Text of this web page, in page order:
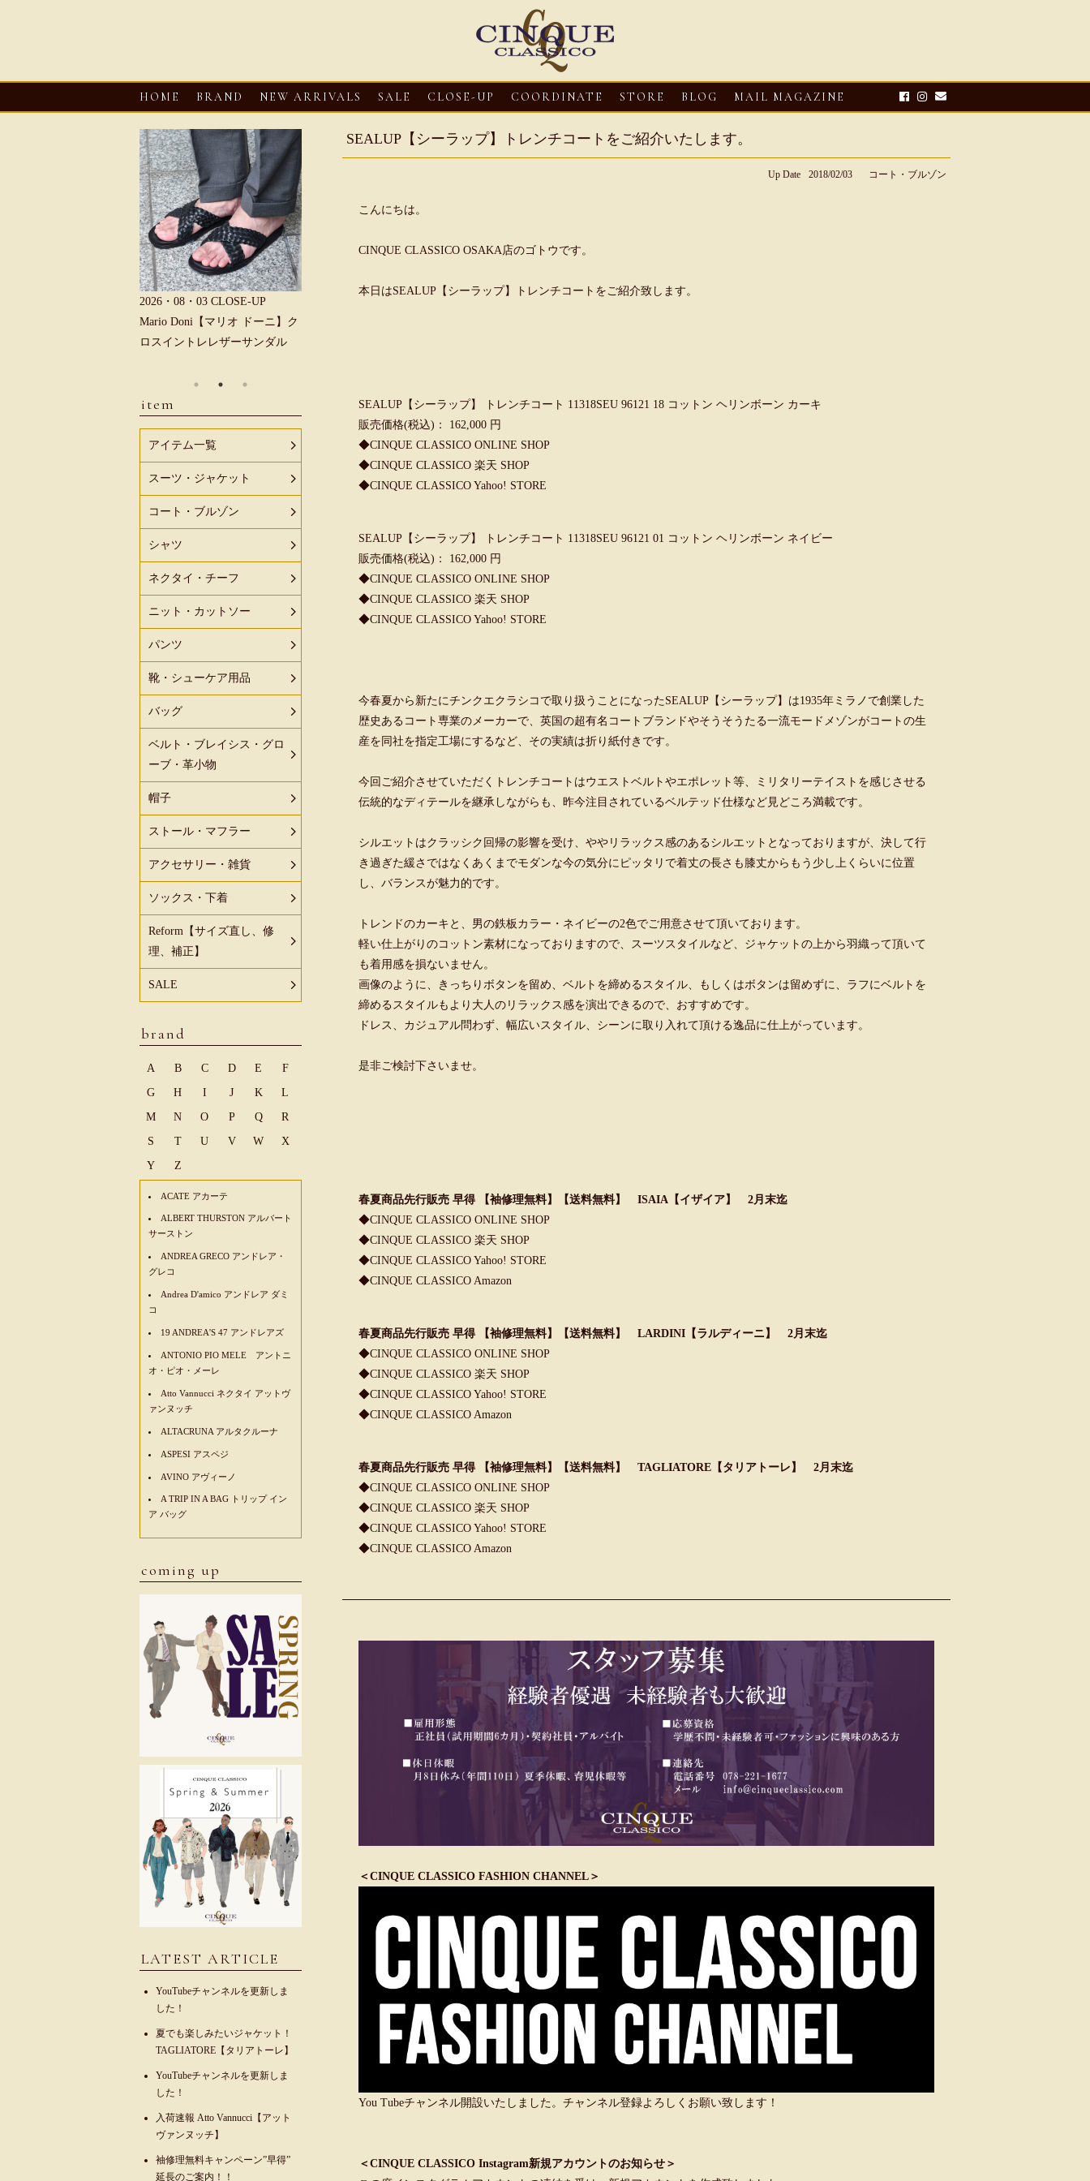
HOME BRAND NEW ARRIVALS SALE CLOSE-UP COORDINATE STORE BLOG MAIL MAGAZINE
SEALUP【シーラップ】トレンチコートをご紹介いたします。
Up Date 2018/02/03 コート・ブルゾン
こんにちは。
CINQUE CLASSICO OSAKA店のゴトウです。
本日はSEALUP【シーラップ】トレンチコートをご紹介致します。
SEALUP【シーラップ】 トレンチコート 11318SEU 96121 18 コットン ヘリンボーン カーキ
販売価格(税込)： 162,000 円
◆CINQUE CLASSICO ONLINE SHOP
◆CINQUE CLASSICO 楽天 SHOP
◆CINQUE CLASSICO Yahoo! STORE
SEALUP【シーラップ】 トレンチコート 11318SEU 96121 01 コットン ヘリンボーン ネイビー
販売価格(税込)： 162,000 円
◆CINQUE CLASSICO ONLINE SHOP
◆CINQUE CLASSICO 楽天 SHOP
◆CINQUE CLASSICO Yahoo! STORE
今春夏から新たにチンクエクラシコで取り扱うことになったSEALUP【シーラップ】は1935年ミラノで創業した
歴史あるコート専業のメーカーで、英国の超有名コートブランドやそうそうたる一流モードメゾンがコートの生
産を同社を指定工場にするなど、その実績は折り紙付きです。
今回ご紹介させていただくトレンチコートはウエストベルトやエポレット等、ミリタリーテイストを感じさせる
伝統的なディテールを継承しながらも、昨今注目されているベルテッド仕様など見どころ満載です。
シルエットはクラッシク回帰の影響を受け、ややリラックス感のあるシルエットとなっておりますが、決して行
き過ぎた緩さではなくあくまでモダンな今の気分にピッタリで着丈の長さも膝丈からもう少し上くらいに位置
し、バランスが魅力的です。
トレンドのカーキと、男の鉄板カラー・ネイビーの2色でご用意させて頂いております。
軽い仕上がりのコットン素材になっておりますので、スーツスタイルなど、ジャケットの上から羽織って頂いて
も着用感を損ないません。
画像のように、きっちりボタンを留め、ベルトを締めるスタイル、もしくはボタンは留めずに、ラフにベルトを
締めるスタイルもより大人のリラックス感を演出できるので、おすすめです。
ドレス、カジュアル問わず、幅広いスタイル、シーンに取り入れて頂ける逸品に仕上がっています。
是非ご検討下さいませ。
春夏商品先行販売 早得 【袖修理無料】【送料無料】 ISAIA【イザイア】 2月末迄
◆CINQUE CLASSICO ONLINE SHOP
◆CINQUE CLASSICO 楽天 SHOP
◆CINQUE CLASSICO Yahoo! STORE
◆CINQUE CLASSICO Amazon
春夏商品先行販売 早得 【袖修理無料】【送料無料】 LARDINI【ラルディーニ】 2月末迄
◆CINQUE CLASSICO ONLINE SHOP
◆CINQUE CLASSICO 楽天 SHOP
◆CINQUE CLASSICO Yahoo! STORE
◆CINQUE CLASSICO Amazon
春夏商品先行販売 早得 【袖修理無料】【送料無料】 TAGLIATORE【タリアトーレ】 2月末迄
◆CINQUE CLASSICO ONLINE SHOP
◆CINQUE CLASSICO 楽天 SHOP
◆CINQUE CLASSICO Yahoo! STORE
◆CINQUE CLASSICO Amazon
＜CINQUE CLASSICO FASHION CHANNEL＞
You Tubeチャンネル開設いたしました。チャンネル登録よろしくお願い致します！
＜CINQUE CLASSICO Instagram新規アカウントのお知らせ＞
2026・08・03 CLOSE-UP
Mario Doni【マリオ ドーニ】ク
ロスイントレレザーサンダル
2026・08・03
item
アイテム一覧
スーツ・ジャケット
コート・ブルゾン
シャツ
ネクタイ・チーフ
ニット・カットソー
パンツ
靴・シューケア用品
バッグ
ベルト・ブレイシス・グロ
ーブ・革小物
帽子
ストール・マフラー
アクセサリー・雑貨
ソックス・下着
Reform【サイズ直し、修
理、補正】
SALE
brand
A B C D E
F
G
H I J K
L
M
N O P Q
R
S
T U V W
X
Y
Z
ACATE アカーテ
ALBERT THURSTON アルバート
サーストン
ANDREA GRECO アンドレア・
グレコ
Andrea D'amico アンドレア ダミ
コ
19 ANDREA'S 47 アンドレアズ
ANTONIO PIO MELE アントニ
オ・ピオ・メーレ
Atto Vannucci ネクタイ アットヴ
ァンヌッチ
ALTACRUNA アルタクルーナ
ASPESI アスペジ
AVINO アヴィーノ
A TRIP IN A BAG トリップ イン
ア バッグ
coming up
LATEST ARTICLE
YouTubeチャンネルを更新しま
した！
夏でも楽しみたいジャケット！
TAGLIATORE【タリアトーレ】
YouTubeチャンネルを更新しま
した！
入荷速報 Atto Vannucci【アット
ヴァンヌッチ】
袖修理無料キャンペーン”早得”
延長のご案内！！